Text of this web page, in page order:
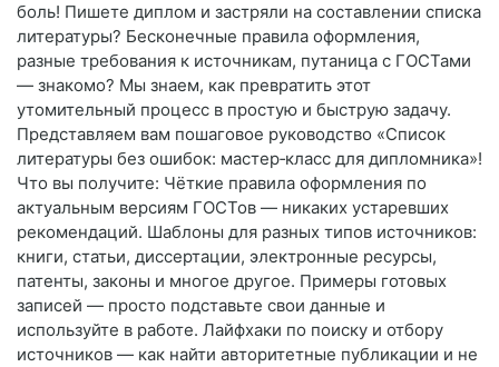
боль! Пишете диплом и застряли на составлении списка
литературы? Бесконечные правила оформления,
разные требования к источникам, путаница с ГОСТами
— знакомо? Мы знаем, как превратить этот
утомительный процесс в простую и быструю задачу.
Представляем вам пошаговое руководство «Список
литературы без ошибок: мастер‑класс для дипломника»!
Что вы получите: Чёткие правила оформления по
актуальным версиям ГОСТов — никаких устаревших
рекомендаций. Шаблоны для разных типов источников:
книги, статьи, диссертации, электронные ресурсы,
патенты, законы и многое другое. Примеры готовых
записей — просто подставьте свои данные и
используйте в работе. Лайфхаки по поиску и отбору
источников — как найти авторитетные публикации и не